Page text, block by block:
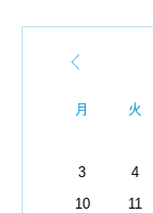
月 火
3
4
10
11